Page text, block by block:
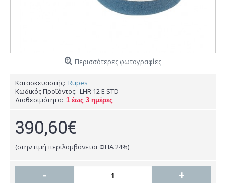
Περισσότερες φωτογραφίες
Κατασκευαστής: Rupes
Κωδικός Προϊόντος: LHR 12 E STD
Διαθεσιμότητα: 1 έως 3 ημέρες
390,60€
(στην τιμή περιλαμβάνεται ΦΠΑ 24%)
- +